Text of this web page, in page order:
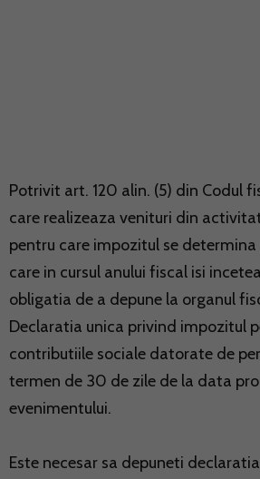
Potrivit art. 120 alin. (5) din Codul
care realizeaza venituri din
pentru care impozitul se determina
care in cursul anului fiscal isi
obligatia de a depune la organul
Declaratia unica privind impozitul
contributiile sociale datorate de
termen de 30 de zile de la data
evenimentului.
Este necesar sa depuneti